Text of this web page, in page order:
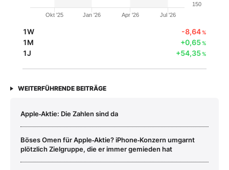
Okt '25 Jan '26 Apr '26 Jul '26
150
1W -8,64%
1M +0,65%
1J +54,35%
WEITERFÜHRENDE BEITRÄGE
Apple‑Aktie: Die Zahlen sind da
Böses Omen für Apple‑Aktie? iPhone‑Konzern umgarnt
plötzlich Zielgruppe, die er immer gemieden hat